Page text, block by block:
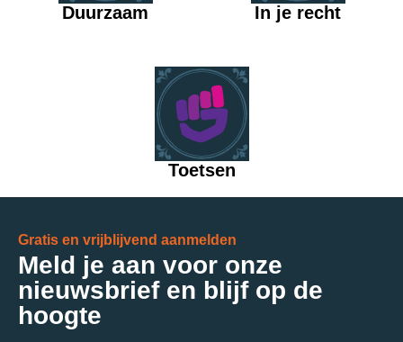
Duurzaam In je recht
Toetsen
Gratis en vrijblijvend aanmelden
Meld je aan voor onze
nieuwsbrief en blijf op de
hoogte